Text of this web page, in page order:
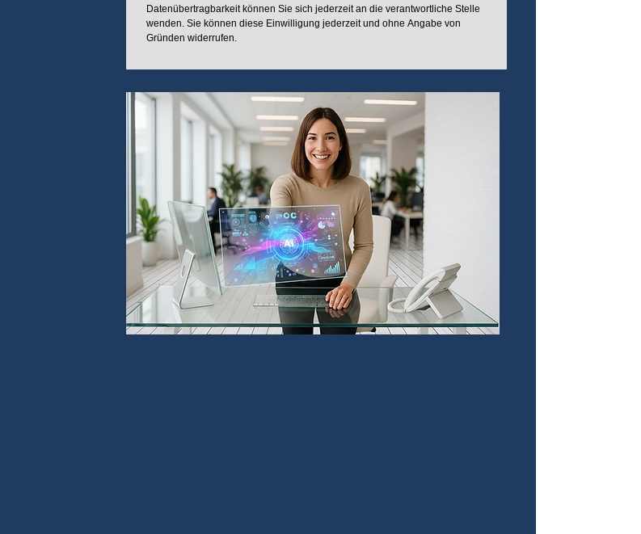
Datenübertragbarkeit können Sie sich jederzeit an die verantwortliche Stelle
wenden. Sie können diese Einwilligung jederzeit und ohne Angabe von
Gründen widerrufen.